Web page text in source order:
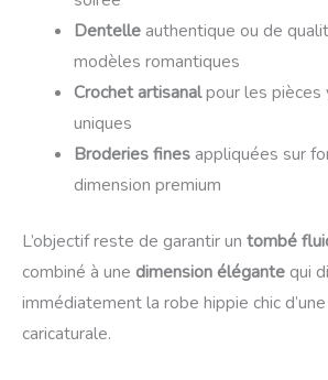
Dentelleauthentique ou de
modèles romantiques
Crochet artisanalpour les pièces
uniques
Broderies finesappliquées sur
dimension premium
L’objectif reste de garantir un tombé
combiné à une dimension élégante qui
immédiatement la robe hippie chic
caricaturale.